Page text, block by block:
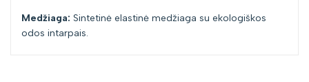
Medžiaga: Sintetinė elastinė medžiaga su ekologiškos
odos intarpais.